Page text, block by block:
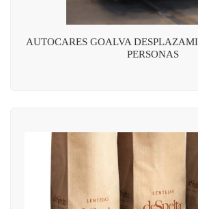
AUTOCARES GOALVA
PERSONAS